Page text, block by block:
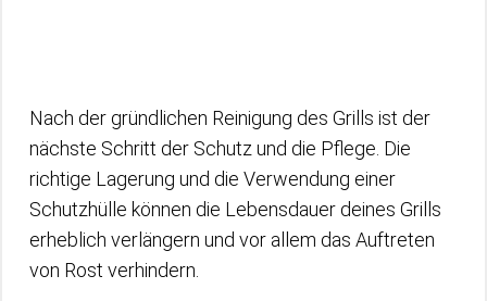
Nach der gründlichen Reinigung des Grills ist der
nächste Schritt der Schutz und die Pflege. Die
richtige Lagerung und die Verwendung einer
Schutzhülle können die Lebensdauer deines Grills
erheblich verlängern und vor allem das Auftreten
von Rost verhindern.